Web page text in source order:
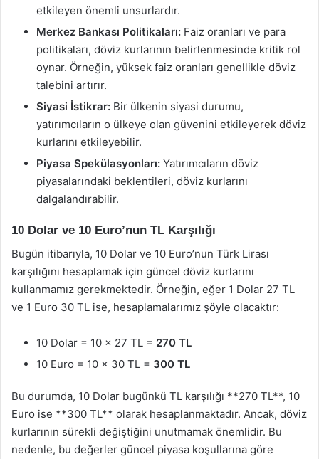
etkileyen önemli unsurlardır.
Merkez Bankası Politikaları: Faiz oranları ve para
politikaları, döviz kurlarının belirlenmesinde kritik rol
oynar. Örneğin, yüksek faiz oranları genellikle döviz
talebini artırır.
Siyasi İstikrar: Bir ülkenin siyasi durumu,
yatırımcıların o ülkeye olan güvenini etkileyerek döviz
kurlarını etkileyebilir.
Piyasa Spekülasyonları: Yatırımcıların döviz
piyasalarındaki beklentileri, döviz kurlarını
dalgalandırabilir.
10 Dolar ve 10 Euro’nun TL Karşılığı
Bugün itibarıyla, 10 Dolar ve 10 Euro’nun Türk Lirası
karşılığını hesaplamak için güncel döviz kurlarını
kullanmamız gerekmektedir. Örneğin, eğer 1 Dolar 27 TL
ve 1 Euro 30 TL ise, hesaplamalarımız şöyle olacaktır:
10 Dolar = 10 x 27 TL = 270 TL
10 Euro = 10 x 30 TL = 300 TL
Bu durumda, 10 Dolar bugünkü TL karşılığı **270 TL**, 10
Euro ise **300 TL** olarak hesaplanmaktadır. Ancak, döviz
kurlarının sürekli değiştiğini unutmamak önemlidir. Bu
nedenle, bu değerler güncel piyasa koşullarına göre